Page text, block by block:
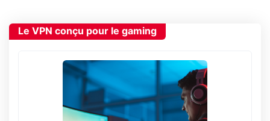
Le VPN conçu pour le gaming